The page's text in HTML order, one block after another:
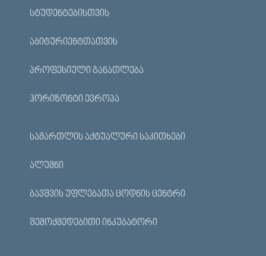
ᲡᲢᲣᲓᲔᲜᲢᲔᲑᲘᲡᲗᲕᲘᲡ
ᲐᲑᲘᲢᲣᲠᲘᲔᲜᲢᲗᲐᲗᲕᲘᲡ
ᲞᲠᲝᲤᲔᲡᲘᲣᲚᲘ ᲒᲐᲜᲐᲗᲚᲔᲑᲐ
ᲰᲝᲠᲘᲖᲝᲜᲢᲘ ᲔᲕᲠᲝᲞᲐ
ᲡᲐᲛᲐᲠᲗᲚᲘᲡ ᲐᲥᲢᲣᲐᲚᲣᲠᲘ ᲡᲐᲙᲘᲗᲮᲔᲑᲘ
ᲐᲚᲣᲛᲜᲘ
ᲑᲐᲕᲨᲕᲘᲡ ᲣᲤᲚᲔᲑᲐᲗᲐ ᲪᲝᲓᲜᲘᲡ ᲪᲔᲜᲢᲠᲘ
ᲨᲔᲛᲝᲥᲛᲔᲓᲔᲑᲘᲗᲘ ᲘᲜᲙᲣᲑᲐᲢᲝᲠᲘ